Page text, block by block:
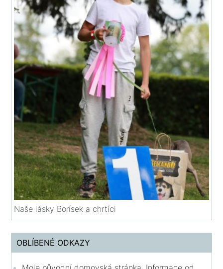
Naše lásky Borísek a chrtíci
OBLÍBENÉ ODKAZY